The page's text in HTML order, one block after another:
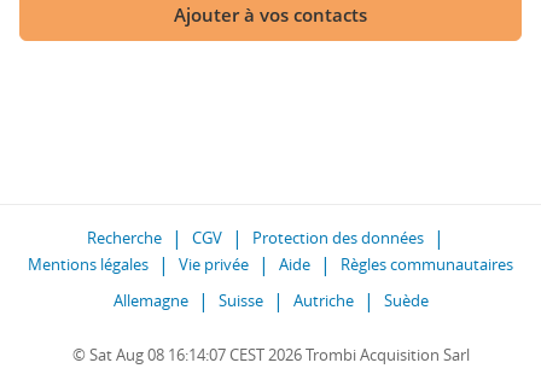
Ajouter à vos contacts
Recherche CGV
Protection des données
Mentions légales
Vie privée Aide
Règles communautaires
Allemagne
Suisse Autriche Suède
© Sat Aug 08 16:14:07 CEST 2026 Trombi Acquisition Sarl